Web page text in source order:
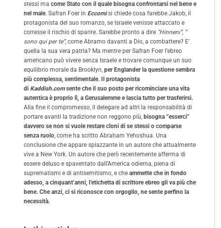
stessi ma come Stato con il quale bisogna confrontarsi nel bene e
nel male. Safran Foer in Eccomisi chiede cosa farebbe Jakob, il
protagonista del suo romanzo, se Israele venisse attaccato e
corresse il rischio di sparire. Sarebbe pronto a dire “Hinneni”, “
sono qui per te”, come Abramo davanti a Dio, a combattere? E’
quella la sua vera patria? Ma mentre per Safran Foer l’ebreo
americano può vivere senza Israele e trovare comunque un suo
equilibrio morale da Brooklyn, per Englander la questione sembra
più complessa, sentimentale.
Il protagonista
di Kaddish.comsente che il suo posto per ricominciare una vita
autentica è proprio lì, a Gerusalemme e lascia tutto per trasferirsi.
Alla fine il compromesso, il delegare ad altri la responsabilità di
portare avanti la tradizione non reggono più, bisogna “esserci”
davvero se non si vuole restare cloni di se stessi o comparse
senza ruolo, come ha scritto Abraham Yehoshua. Una
conclusione che appare spiazzante in un autore che attualmente
vive a New York. Un autore che però recentemente afferma di
essere deluso e spaventato dall’America odierna, piena di
suprematismi e di antisemitismo, e che ammette che in fondo
adesso, a cinquant’anni, l’etichetta di scrittore ebreo gli va più che
bene. Che anzi, ci si riconosce con orgoglio, ne sente perfino la
necessità.